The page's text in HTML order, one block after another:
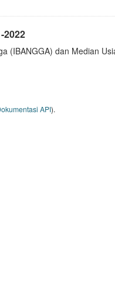
2022
(IBANGGA) dan Median
API).